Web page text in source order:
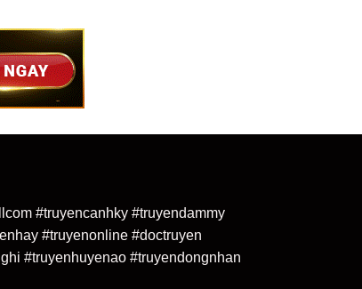
#truyencanhky #truyendammy
#truyenonline #doctruyen
#truyenhuyenao #truyendongnhan